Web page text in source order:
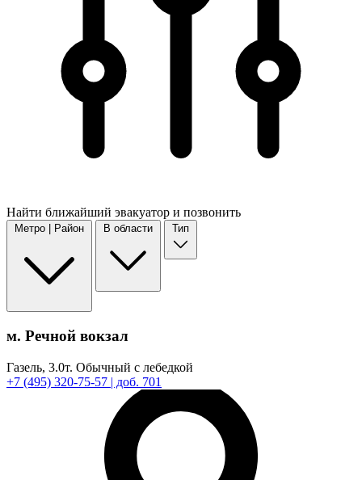
Найти ближайший эвакуатор и позвонить
Метро | Район В области Тип
м. Речной вокзал
Газель, 3.0т. Обычный с лебедкой
+7 (495) 320-75-57 | доб. 701